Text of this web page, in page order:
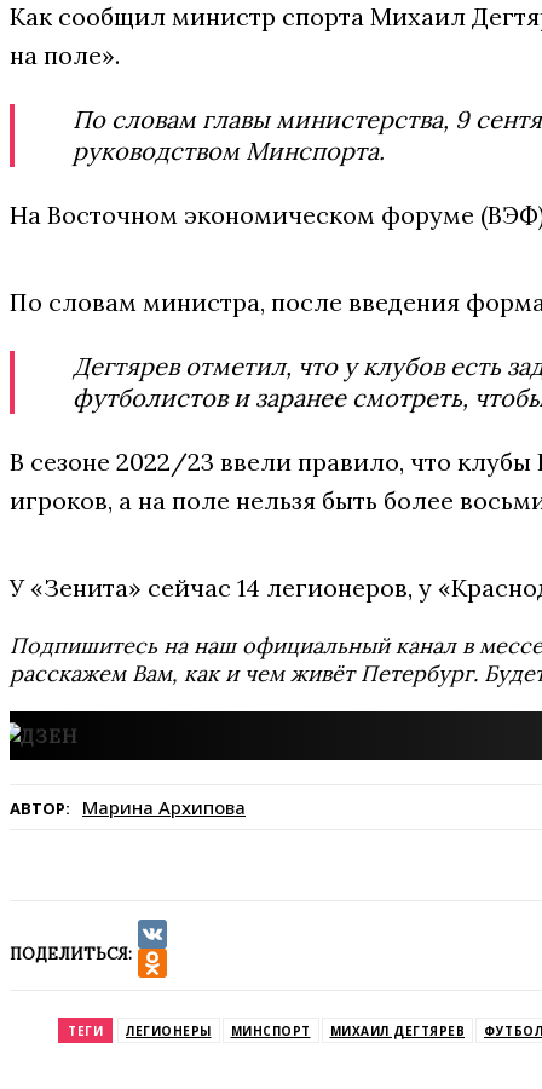
Как сообщил министр спорта Михаил
на поле».
По словам главы министерства, 9
руководством Минспорта.
На Восточном экономическом форуме
По словам министра, после введения
Дегтярев отметил, что у клубов есть
футболистов и заранее смотреть,
В сезоне 2022/23 ввели правило, что
игроков, а на поле нельзя быть более
У «Зенита» сейчас 14 легионеров, у
Подпишитесь на наш официальный канал в
расскажем Вам, как и чем живёт Петербург.
АВТОР: Марина Архипова
ПОДЕЛИТЬСЯ:
VK
ТЕГИ ЛЕГИОНЕРЫ МИНСПОРТ МИХАИЛ ДЕГТЯРЕВ ФУТБОЛ